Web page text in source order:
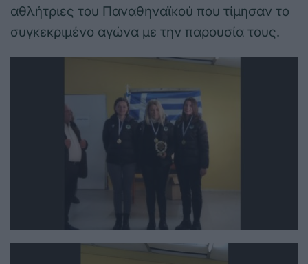
αθλήτριες του Παναθηναϊκού που τίμησαν το
συγκεκριμένο αγώνα με την παρουσία τους.